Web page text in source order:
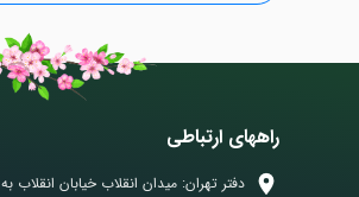
راههای ارتباطی
دفتر تهران: میدان انقلاب خیابان انقلاب به